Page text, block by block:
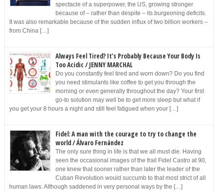
spectacle of a superpower, the US, growing stronger
because of – rather than despite – its burgeoning deficits.
It was also remarkable because of the sudden influx of two billion workers –
from China […]
Always Feel Tired? It’s Probably Because Your Body Is
Too Acidic / JENNY MARCHAL
Do you constantly feel tired and worn down? Do you find
you need stimulants like coffee to get you through the
morning or even generally throughout the day? Your first
go-to solution may well be to get more sleep but what if
you get your 8 hours a night and still feel fatigued when your […]
Fidel: A man with the courage to try to change the
world / Álvaro Fernández
The only sure thing in life is that we all must die. Having
seen the occasional images of the frail Fidel Castro at 90,
one knew that sooner rather than later the leader of the
Cuban Revolution would succumb to that most strict of all
human laws. Although saddened in very personal ways by the […]